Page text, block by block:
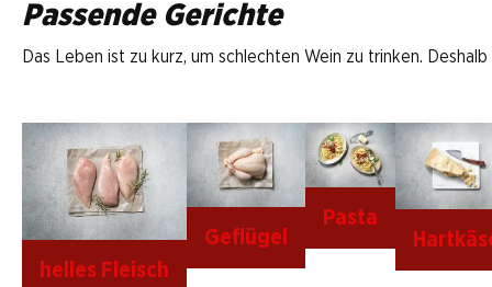
Passende Gerichte
Das Leben ist zu kurz, um schlechten Wein zu trinken.
helles Fleisch
Geflügel
Pasta